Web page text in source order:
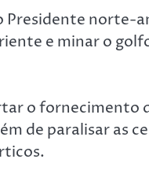
norte-
e minar o
o fornecimento
de paralisar as